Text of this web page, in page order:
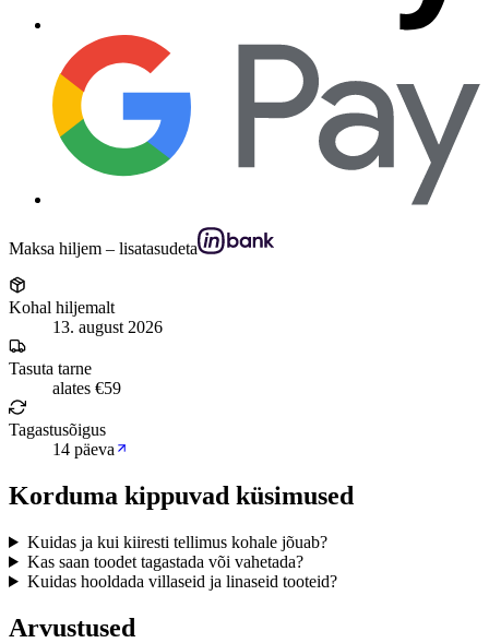
Maksa hiljem – lisatasudeta
Kohal hiljemalt
13. august 2026
Tasuta tarne
alates €59
Tagastusõigus
14 päeva
Korduma kippuvad küsimused
Kuidas ja kui kiiresti tellimus kohale jõuab?
Kas saan toodet tagastada või vahetada?
Kuidas hooldada villaseid ja linaseid tooteid?
Arvustused